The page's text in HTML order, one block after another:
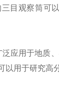
目观察筒可
应用于地质
以用于研究高